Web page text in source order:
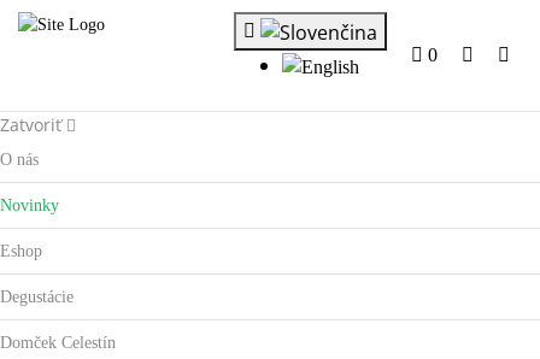
0
Zatvoriť
O nás
Novinky
Eshop
Degustácie
Domček Celestín